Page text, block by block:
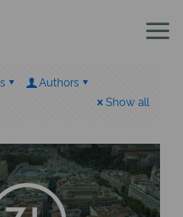
Authors
Show all